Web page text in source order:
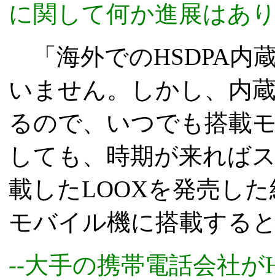
に関して何か進展はあ
「海外でのHSDPA内
いません。しかし、内
るので、いつでも搭載
しても、時期が来れば
載したLOOXを発売し
モバイル機に搭載する
--大手の携帯電話会社が